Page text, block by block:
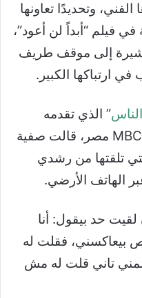
وتحديدًا تعاونها
فيلم “أبداً لن أعود”،
إنتاجه عام 1975، مشيرة إلى موقف طريف
ارتباكها الكبير.
” الذي تقدمه
الإعلامية ياسمين عز عبر قناة MBC مصر، قالت صفية
تلقتها من رشدي
الهاتف الأرضي.
حد بيقول: أنا
بيعاكسني، فقلت له
تاني قلت له مش